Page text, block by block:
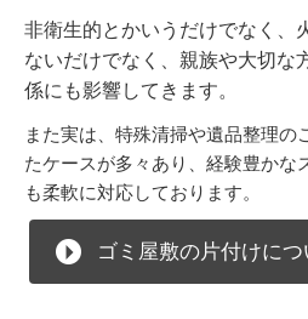
非衛生的とかいうだけでなく、
ないだけでなく、親族や大切な
係にも影響してきます。
また実は、特殊清掃や遺品整理の
たケースが多々あり、経験豊かな
も柔軟に対応しております。
ゴミ屋敷の片付けに